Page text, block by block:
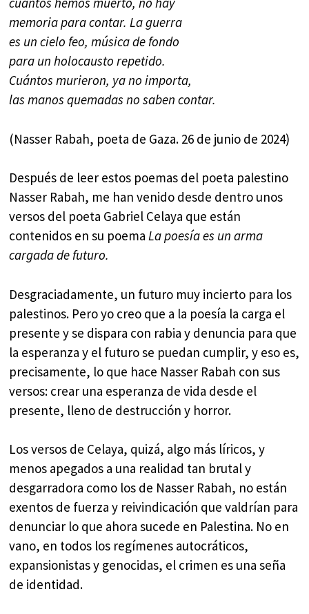
memoria para contar. La guerra
es un cielo feo, música de fondo
para un holocausto repetido.
Cuántos murieron, ya no importa,
las manos quemadas no saben contar.
(Nasser Rabah, poeta de Gaza. 26 de junio de 2024)
Después de leer estos poemas del poeta palestino
Nasser Rabah, me han venido desde dentro unos
versos del poeta Gabriel Celaya que están
contenidos en su poemaLa poesía es un arma
cargada de futuro.
Desgraciadamente, un futuro muy incierto para los
palestinos. Pero yo creo que a la poesía la carga el
presente y se dispara con rabia y denuncia para que
la esperanza y el futuro se puedan cumplir, y eso es,
precisamente, lo que hace Nasser Rabah con sus
versos: crear una esperanza de vida desde el
presente, lleno de destrucción y horror.
Los versos de Celaya, quizá, algo más líricos, y
menos apegados a una realidad tan brutal y
desgarradora como los de Nasser Rabah, no están
exentos de fuerza y reivindicación que valdrían para
denunciar lo que ahora sucede en Palestina. No en
vano, en todos los regímenes autocráticos,
expansionistas y genocidas, el crimen es una seña
de identidad.